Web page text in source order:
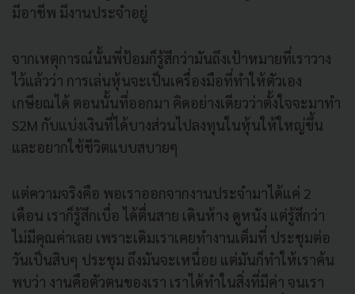
มีอาชีพ มีงานประจำอยู่
จากเหตุการณ์นั้นพี่ป้อมก็รู้สึกว่ามันถึงเป้าหมายที่เราวาง
ไว้แล้วว่า การเล่นหุ้นจะเป็นเครื่องมือที่ทำให้ตัวเอง
เกษียณได้ ตอนนั้นที่ออกมา คิดอย่างเดียวว่าตั้งใจจะมาทำ
S2M กับแบ่งเงินที่ได้บางส่วนไปลงทุนในหุ้นให้ใหญ่ขึ้น
และอยากใช้ชีวิตแบบสบายๆ
แต่ความจริงคือ พอเราออกจากงานประจำมาได้แค่ 2
เดือน เราก็รู้สึกเบื่อ ได้ตื่นสาย เดินห้าง ดูหนัง แต่รู้สึกว่า
ไม่มีคุณค่าเลย เพราะเดิมเราเคยทำงานเต็มที่ ประชุมต่อ
วันเป็นสิบๆ ประชุม ถึงมันจะเหนื่อย แต่มันก็ทำให้เราค้น
พบว่า งานคือตัวตนของเรา เราได้ทำในสิ่งที่มีค่า จนเรา